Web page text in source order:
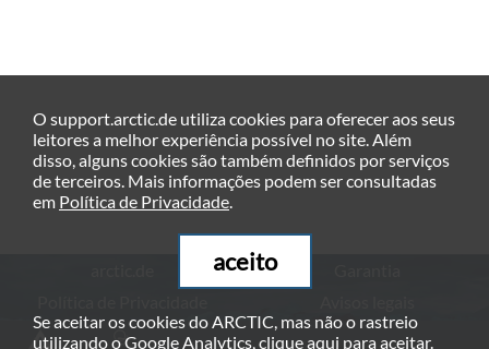
© ARCTIC (HK) Ltd. - 2026
O support.arctic.de utiliza cookies para oferecer aos seus
leitores a melhor experiência possível no site. Além
disso, alguns cookies são também definidos por serviços
de terceiros. Mais informações podem ser consultadas
em Política de Privacidade.
aceito
Se aceitar os cookies do ARCTIC, mas não o rastreio
utilizando o Google Analytics, cliqueaqui para aceitar.